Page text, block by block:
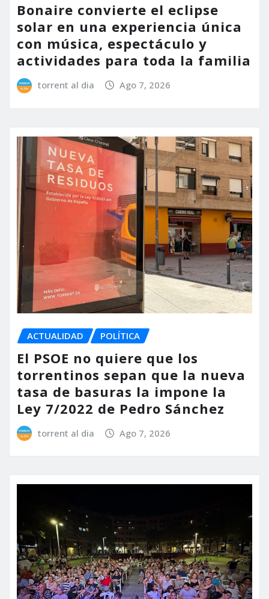
Bonaire convierte el eclipse
solar en una experiencia única
con música, espectáculo y
actividades para toda la familia
torrent al dia Ago 7, 2026
ACTUALIDAD POLÍTICA
El PSOE no quiere que los
torrentinos sepan que la nueva
tasa de basuras la impone la
Ley 7/2022 de Pedro Sánchez
torrent al dia Ago 7, 2026